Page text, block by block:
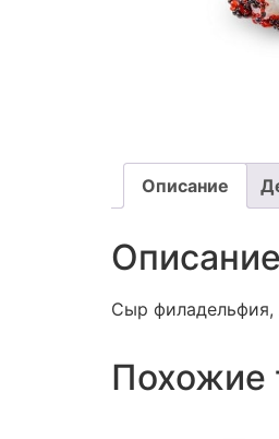
Описание
Описание
Сыр филадельфия,
Похожие